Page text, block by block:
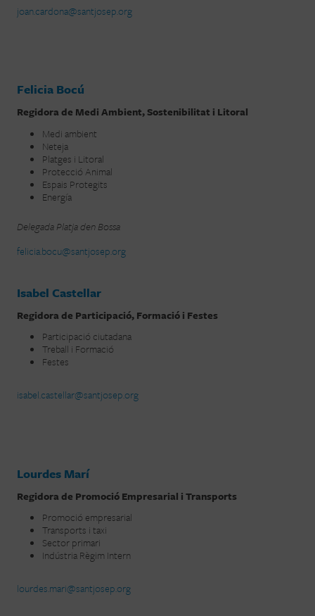
joan.cardona@santjosep.org
Felicia Bocú
Regidora de Medi Ambient, Sostenibilitat i Litoral
Medi ambient
Neteja
Platges i Litoral
Protecció Animal
Espais Protegits
Energía
Delegada Platja den Bossa
felicia.bocu@santjosep.org
Isabel Castellar
Regidora de Participació, Formació i Festes
Participació ciutadana
Treball i Formació
Festes
isabel.castellar@santjosep.org
Lourdes Marí
Regidora de Promoció Empresarial i Transports
Promoció empresarial
Transports i taxi
Sector primari
Indústria Règim Intern
lourdes.mari@santjosep.org